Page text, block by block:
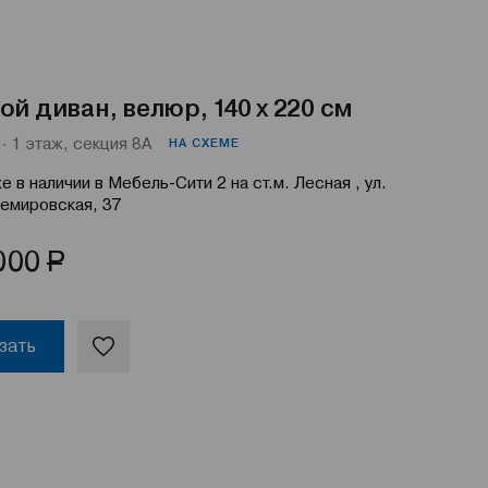
диван, велюр, 140 х 220 см
1 этаж, секция 8А НА СХЕМЕ
в наличии в Мебель-Сити 2 на ст.м. Лесная , ул.
37
Р